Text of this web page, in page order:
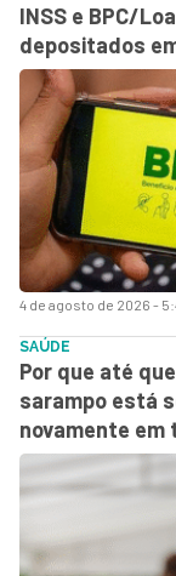
4 de agosto de 2026 -
INSS e BPC/
depositados
SAÚDE
Por que até
sarampo está
novamente em